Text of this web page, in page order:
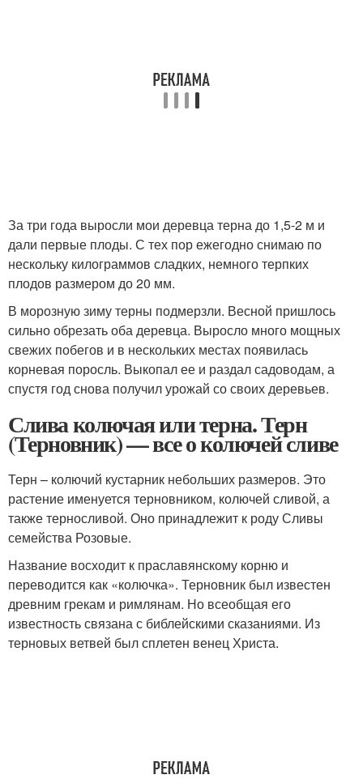
За три года выросли мои деревца терна до 1,5-2 м и
дали первые плоды. С тех пор ежегодно снимаю по
нескольку килограммов сладких, немного терпких
плодов размером до 20 мм.
В морозную зиму терны подмерзли. Весной пришлось
сильно обрезать оба деревца. Выросло много мощных
свежих побегов и в нескольких местах появилась
корневая поросль. Выкопал ее и раздал садоводам, а
спустя год снова получил урожай со своих деревьев.
Слива колючая или терна. Терн
(Терновник) — все о колючей сливе
Терн – колючий кустарник небольших размеров. Это
растение именуется терновником, колючей сливой, а
также терносливой. Оно принадлежит к роду Сливы
семейства Розовые.
Название восходит к праславянскому корню и
переводится как «колючка». Терновник был известен
древним грекам и римлянам. Но всеобщая его
известность связана с библейскими сказаниями. Из
терновых ветвей был сплетен венец Христа.